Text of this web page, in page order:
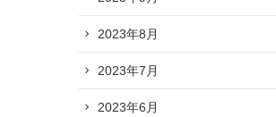
2023年8月
2023年7月
2023年6月